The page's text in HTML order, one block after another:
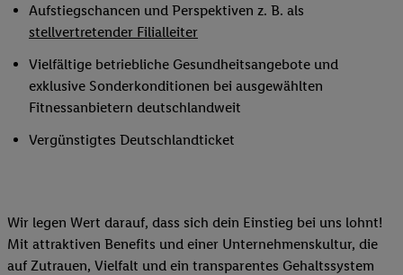
Aufstiegschancen und Perspektiven z. B. als
stellvertretender Filialleiter
Vielfältige betriebliche Gesundheitsangebote und
exklusive Sonderkonditionen bei ausgewählten
Fitnessanbietern deutschlandweit
Vergünstigtes Deutschlandticket
Wir legen Wert darauf, dass sich dein Einstieg bei uns lohnt!
Mit attraktiven Benefits und einer Unternehmenskultur, die
auf Zutrauen, Vielfalt und ein transparentes Gehaltssystem